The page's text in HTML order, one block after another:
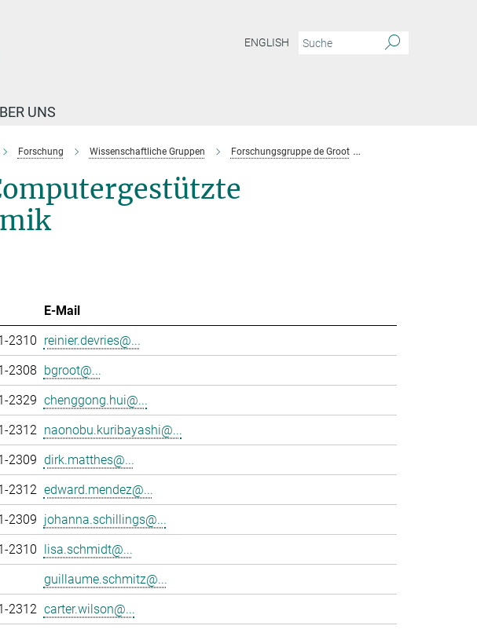
ENGLISH
UNS
Forschung Wissenschaftliche Gruppen Forschungsgruppe de Groot
E-Mail
2310 reinier.devries@...
2308 bgroot@...
2329 chenggong.hui@...
2312 naonobu.kuribayashi@...
2309 dirk.matthes@...
2312 edward.mendez@...
2309 johanna.schillings@...
2310 lisa.schmidt@...
guillaume.schmitz@...
2312 carter.wilson@...